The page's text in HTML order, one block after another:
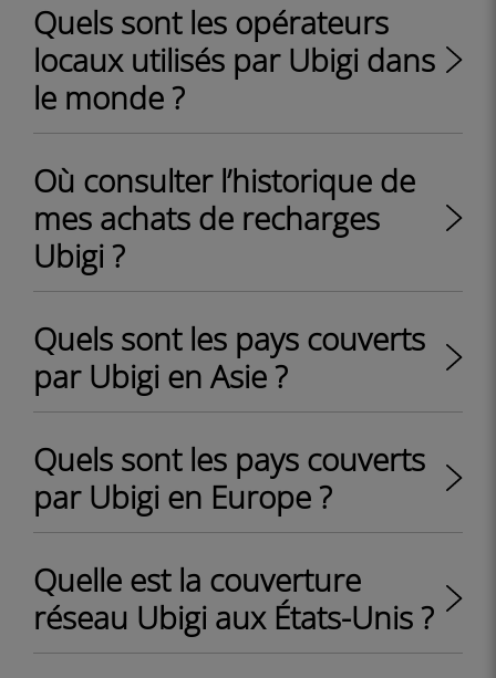
Quels sont les opérateurs
locaux utilisés par Ubigi dans
le monde ?
Où consulter l’historique de
mes achats de recharges
Ubigi ?
Quels sont les pays couverts
par Ubigi en Asie ?
Quels sont les pays couverts
par Ubigi en Europe ?
Quelle est la couverture
réseau Ubigi aux États-Unis ?